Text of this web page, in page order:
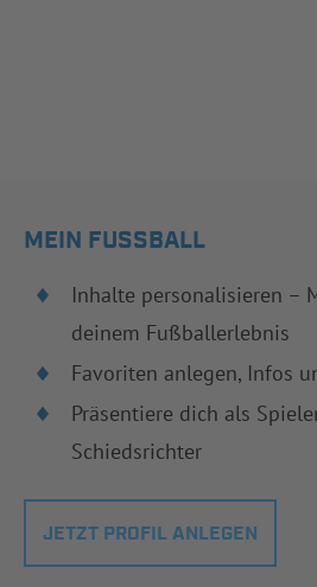
MEIN FUSSBALL
Inhalte personalisieren –
deinem Fußballerlebnis
Favoriten anlegen, Infos
Präsentiere dich als
Schiedsrichter
JETZT PROFIL ANLEGEN